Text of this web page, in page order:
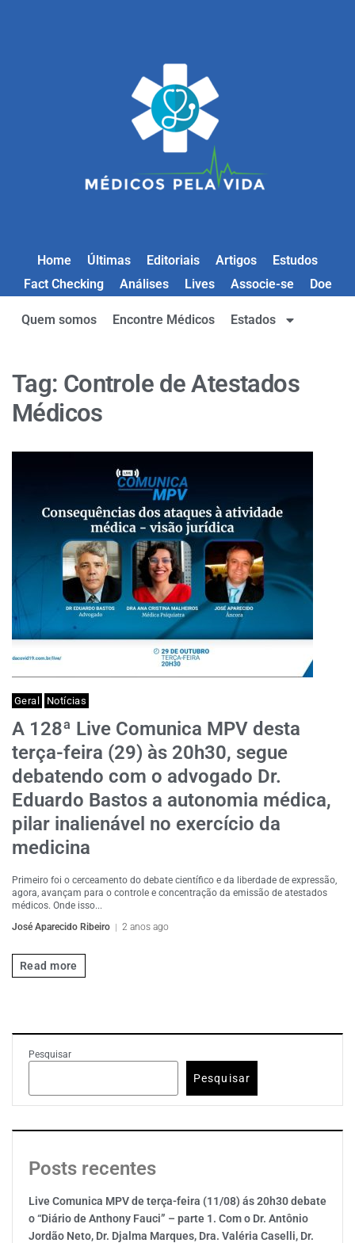
Home Últimas Editoriais Artigos
Estudos
Fact Checking
Análises Lives Associe-se Doe
Quem somos Encontre Médicos Estados
Tag: Controle de Atestados
Médicos
Geral Notícias
A 128ª Live Comunica MPV desta
terça-feira (29) às 20h30, segue
debatendo com o advogado Dr.
Eduardo Bastos a autonomia médica,
pilar inalienável no exercício da
medicina
Primeiro foi o cerceamento do debate científico e da liberdade de expressão,
agora, avançam para o controle e concentração da emissão de atestados
médicos. Onde isso...
José Aparecido Ribeiro
2 anos ago
Read more
Pesquisar
Pesquisar
Posts recentes
Live Comunica MPV de terça-feira (11/08) ás 20h30 debate
o “Diário de Anthony Fauci” – parte 1. Com o Dr. Antônio
Jordão Neto, Dr. Djalma Marques, Dra. Valéria Caselli, Dr.